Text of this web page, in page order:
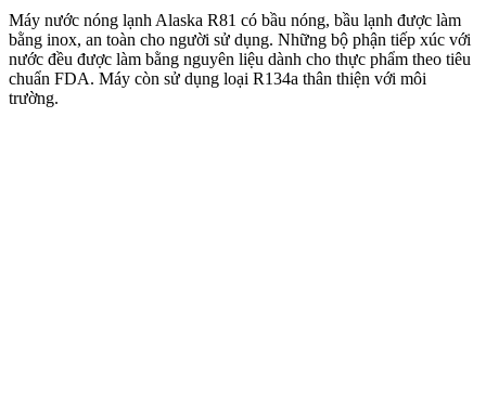
Máy nước nóng lạnh Alaska R81 có bầu nóng, bầu lạnh được làm
bằng inox, an toàn cho người sử dụng. Những bộ phận tiếp xúc với
nước đều được làm bằng nguyên liệu dành cho thực phẩm theo tiêu
chuẩn FDA. Máy còn sử dụng loại R134a thân thiện với môi
trường.